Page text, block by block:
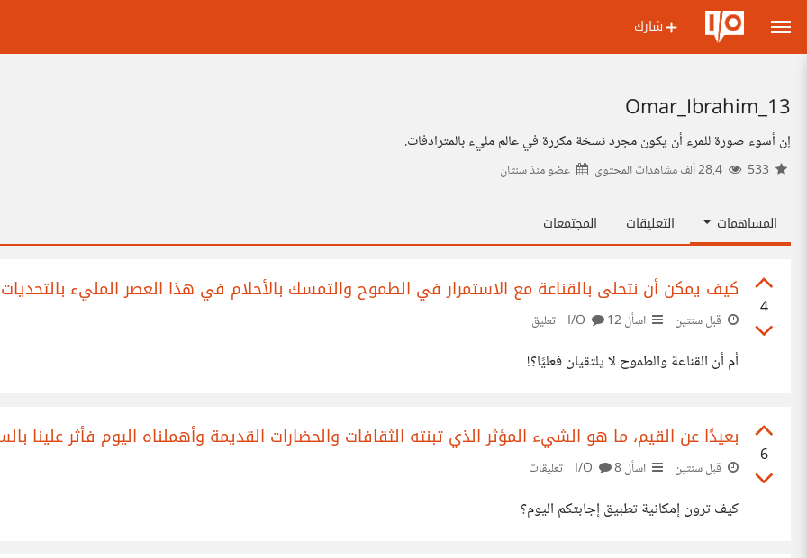
شارك
13_Omar_Ibrahim
إن أسوء صورة للمرء أن يكون مجرد نسخة مكررة في عالم مليء بالمترادفات.
عضو منذسنتان
المساهمات التعليقات المجتمعات
4
كيف يمكن أن نتحلى بالقناعة مع الاستمرار في الطموح والتمسك بالأحلام في هذا العصر المليء
قبل سنتين اسأل I/O12 تعليق
أم أن القناعة والطموح لا يلتقيان فعليًا؟!
6
بعيدًا عن القيم، ما هو الشيء المؤثر الذي تبنته الثقافات والحضارات القديمة وأهملناه اليوم فأثر علينا
قبل سنتين اسأل I/O8 تعليقات
كيف ترون إمكانية تطبيق إجابتكم اليوم؟